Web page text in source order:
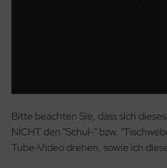
Bitte beachten Sie, dass sich
NICHT den "Schul-" bzw.
Tube-Video drehen, sowie ich